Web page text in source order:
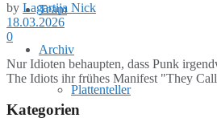
Team
Archiv
Plattenteller
by Lagartija Nick
18.03.2026
0
Nur Idioten behaupten, dass Punk
The Idiots ihr frühes Manifest "They
Kategorien